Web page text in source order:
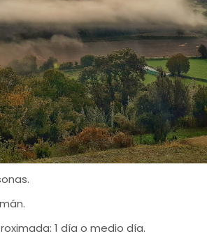
1 día o medio día.